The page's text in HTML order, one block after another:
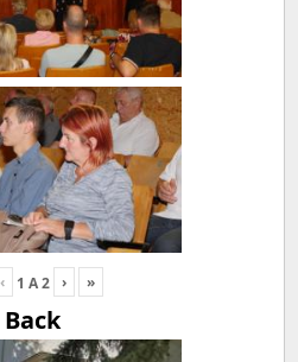
‹ 1 A2 › »
Back